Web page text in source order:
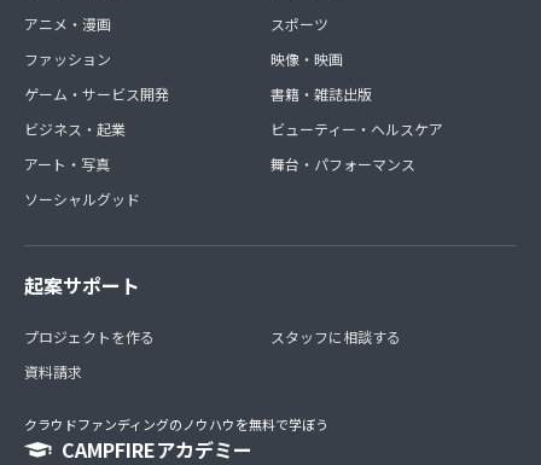
アニメ・漫画
ファッション
ゲーム・サービス開発
ビジネス・起業
アート・写真
ソーシャルグッド
スポーツ
映像・映画
書籍・雑誌出版
ビューティー・ヘルスケア
舞台・パフォーマンス
起案サポート
プロジェクトを作る
資料請求
スタッフに相談する
クラウドファンディングのノウハウを無料で学ぼう
CAMPFIREアカデミー